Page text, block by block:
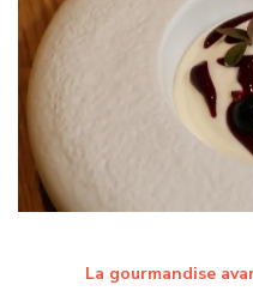
La gourmandise